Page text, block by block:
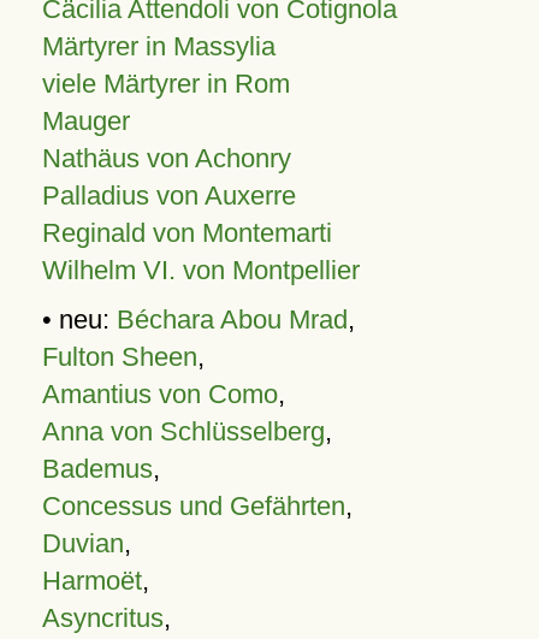
Cäcilia Attendoli von Cotignola
Märtyrer in Massylia
viele Märtyrer in Rom
Mauger
Nathäus von Achonry
Palladius von Auxerre
Reginald von Montemarti
Wilhelm VI. von Montpellier
• neu: Béchara Abou Mrad,
Fulton Sheen,
Amantius von Como,
Anna von Schlüsselberg,
Bademus,
Concessus und Gefährten,
Duvian,
Harmoët,
Asyncritus,